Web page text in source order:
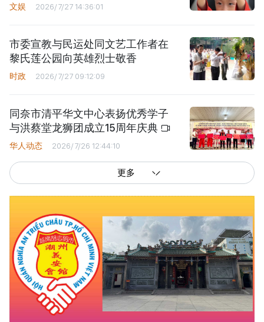
文娱 2026/7/27 14:36:01
市委宣教与民运处同文艺工作者在
黎氏莲公园向英雄烈士敬香
时政 2026/7/27 09:12:09
同奈市清平华文中心表扬优秀学子
与洪蔡堂龙狮团成立15周年庆典
华人动态 2026/7/26 12:44:10
更多
西贡解放报网版权所有
由越南新闻与传播部所属报刊局于2023年09月06日 签发第26/GP-CBC号许可